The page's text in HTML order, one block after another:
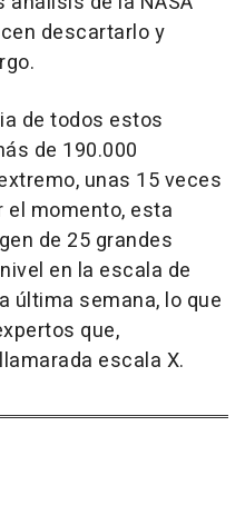
descartarlo y
de todos estos
de 190.000
unas 15 veces
el momento, esta
de 25 grandes
en la escala de
última semana, lo que
que,
escala X.